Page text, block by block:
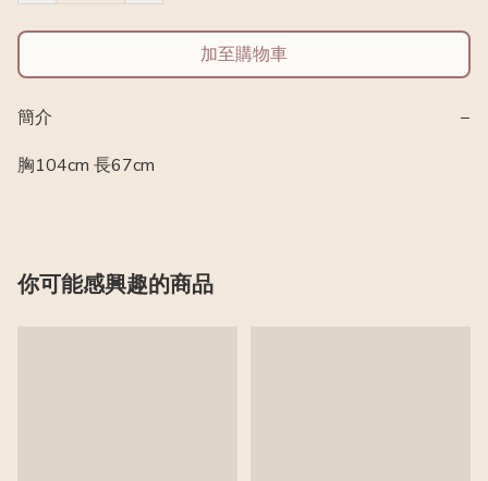
加至購物車
簡介
−
胸104cm 長67cm
你可能感興趣的商品